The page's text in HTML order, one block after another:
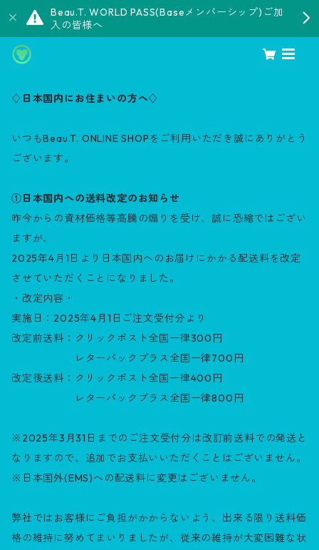
Beau.T. WORLD PASS(Baseメンバーシップ)ご加
入の皆様へ
♢日本国内にお住まいの方へ♢
いつもBeau.T. ONLINE SHOPをご利用いただき誠にありがとう
ございます。
①日本国内への送料改定のお知らせ
昨今からの資材価格等高騰の煽りを受け、誠に恐縮ではござい
ますが、
2025年4月1日より日本国内へのお届けにかかる配送料を改定
させていただくことになりました。
・改定内容・
実施日：2025年4月1日ご注文受付分より
改定前送料：クリックポスト全国一律300円
レターパックプラス全国一律700円
改定後送料：クリックポスト全国一律400円
レターパックプラス全国一律800円
※2025年3月31日までのご注文受付分は改訂前送料での発送と
なりますので、追加でお支払いいただくことはございません。
※日本国外(EMS)への配送料に変更はございません。
弊社ではお客様にご負担がかからないよう、出来る限り送料価
格の維持に努めてまいりましたが、従来の維持が大変困難な状